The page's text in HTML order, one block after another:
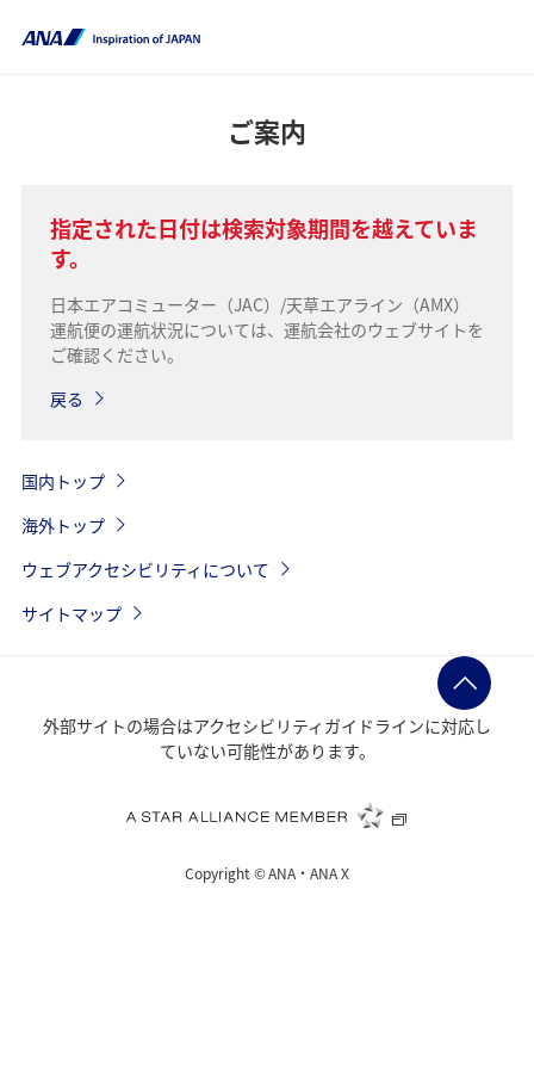
ご案内
指定された日付は検索対象期間を越えていま
す。
日本エアコミューター（JAC）/天草エアライン（AMX）
運航便の運航状況については、運航会社のウェブサイトを
ご確認ください。
戻る
国内トップ
海外トップ
ウェブアクセシビリティについて
サイトマップ
外部サイトの場合はアクセシビリティガイドラインに対応し
ていない可能性があります。
Copyright ©ANA・ANA X